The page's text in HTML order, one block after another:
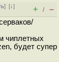
][↓]
+ / –
чиплетных
будет супер